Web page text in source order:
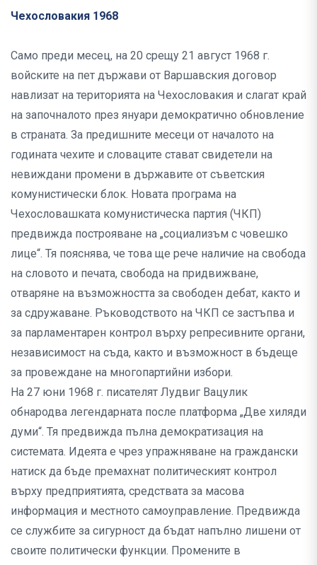
Чехословакия 1968
Само преди месец, на 20 срещу 21 август 1968 г.
войските на пет държави от Варшавския договор
навлизат на територията на Чехословакия и слагат край
на започналото през януари демократично обновление
в страната. За предишните месеци от началото на
годината чехите и словаците стават свидетели на
невиждани промени в държавите от съветския
комунистически блок. Новата програма на
Чехословашката комунистическа партия (ЧКП)
предвижда построяване на „социализъм с човешко
лице“. Тя пояснява, че това ще рече наличие на свобода
на словото и печата, свобода на придвижване,
отваряне на възможността за свободен дебат, както и
за сдружаване. Ръководството на ЧКП се застъпва и
за парламентарен контрол върху репресивните органи,
независимост на съда, както и възможност в бъдеще
за провеждане на многопартийни избори.
На 27 юни 1968 г. писателят Лудвиг Вацулик
обнародва легендарната после платформа „Две хиляди
думи“. Тя предвижда пълна демократизация на
системата. Идеята е чрез упражняване на граждански
натиск да бъде премахнат политическият контрол
върху предприятията, средствата за масова
информация и местното самоуправление. Предвижда
се службите за сигурност да бъдат напълно лишени от
своите политически функции. Промените в